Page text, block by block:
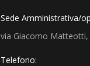
Sede Amministrativa/
via Giacomo
Telefono: